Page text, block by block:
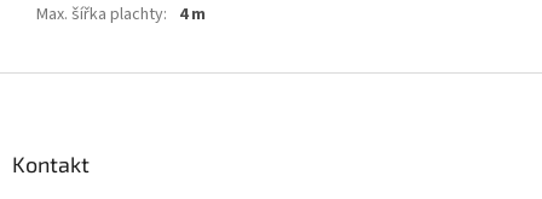
Max. šířka plachty: 4 m
Kontakt